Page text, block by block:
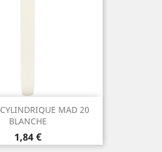
MAD 20
BLANCHE
Prix
1,84 €